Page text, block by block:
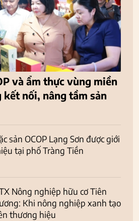
và ẩm thực vùng miền
kết nối, nâng tầm sản
sản OCOP Lạng Sơn được giới
tại phố Tràng Tiền
Nông nghiệp hữu cơ Tiên
Khi nông nghiệp xanh tạo
thương hiệu